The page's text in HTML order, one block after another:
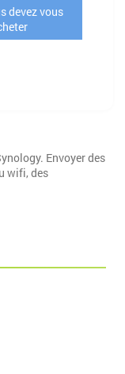
devez vous
Envoyer des
wifi, des